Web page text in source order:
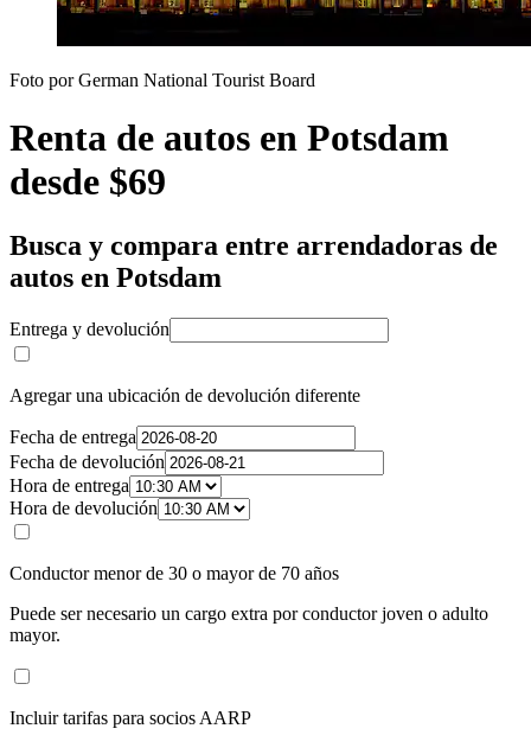
Foto por German National Tourist Board
Renta de autos en Potsdam
desde $69
Busca y compara entre arrendadoras de
autos en Potsdam
Entrega y devolución
Agregar una ubicación de devolución diferente
Fecha de entrega
Fecha de devolución
Hora de entrega
Hora de devolución
Conductor menor de 30 o mayor de 70 años
Puede ser necesario un cargo extra por conductor joven o adulto
mayor.
Incluir tarifas para socios AARP